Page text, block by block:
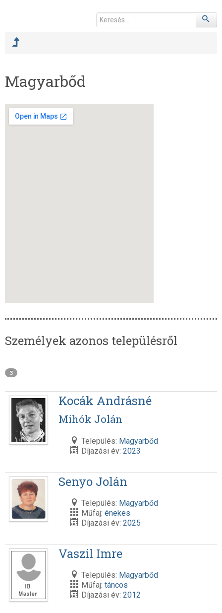
Magyarbőd
Személyek azonos településről
3
Kocák Andrásné
Mihók Jolán
Település: Magyarbőd
Díjazási év: 2023
Senyo Jolán
Település: Magyarbőd
Műfaj: énekes
Díjazási év: 2025
Vaszil Imre
Település: Magyarbőd
Műfaj: táncos
Díjazási év: 2012